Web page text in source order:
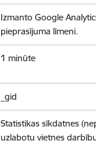
Izmanto Google
pieprasījuma līmeni.
1 minūte
_gid
Statistikas sīkdatnes
uzlabotu vietnes